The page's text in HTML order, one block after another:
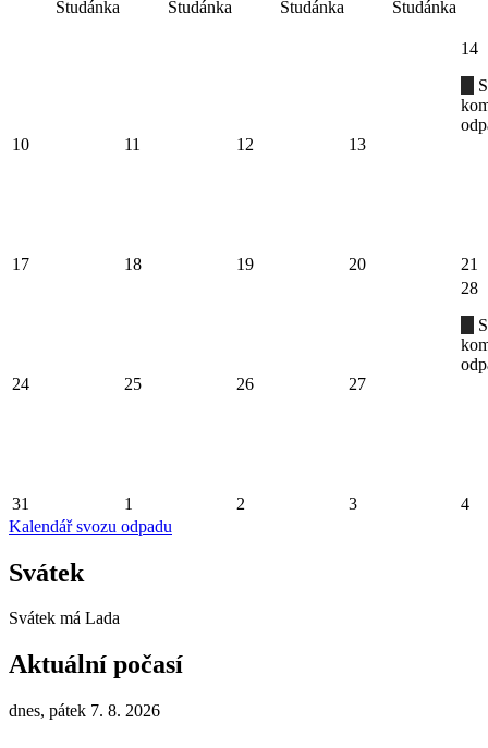
Studánka Studánka Studánka Studánka
10 11 12 13
14
17 18 19 20 21
24 25 26 27
28
31 1 2 3
4
Kalendář svozu odpadu
Svátek
Svátek má Lada
Aktuální počasí
dnes, pátek 7. 8. 2026